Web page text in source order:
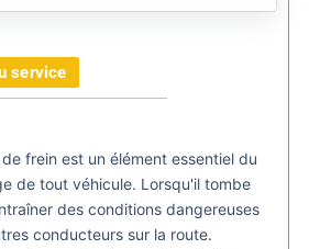
service
frein est un élément essentiel du
de tout véhicule. Lorsqu'il tombe
des conditions dangereuses
conducteurs sur la route.